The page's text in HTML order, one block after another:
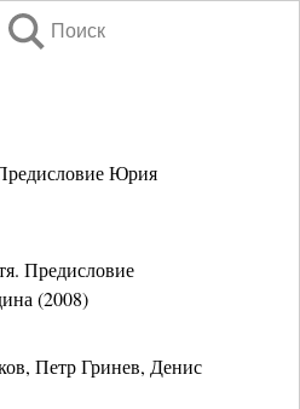
Поиск
Юрия
Предисловие
(2008)
Петр Гринев, Денис